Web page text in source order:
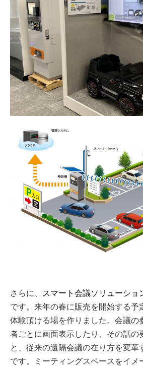
さらに、 スマート会議ソリューショ
です。来年の春に販売を開始する予
体験頂ける場を作りました。会議の
者ごとに画面表示したり、その話の
と、従来の遠隔会議の在り方を変革
です。ミーティングスペースをイメ